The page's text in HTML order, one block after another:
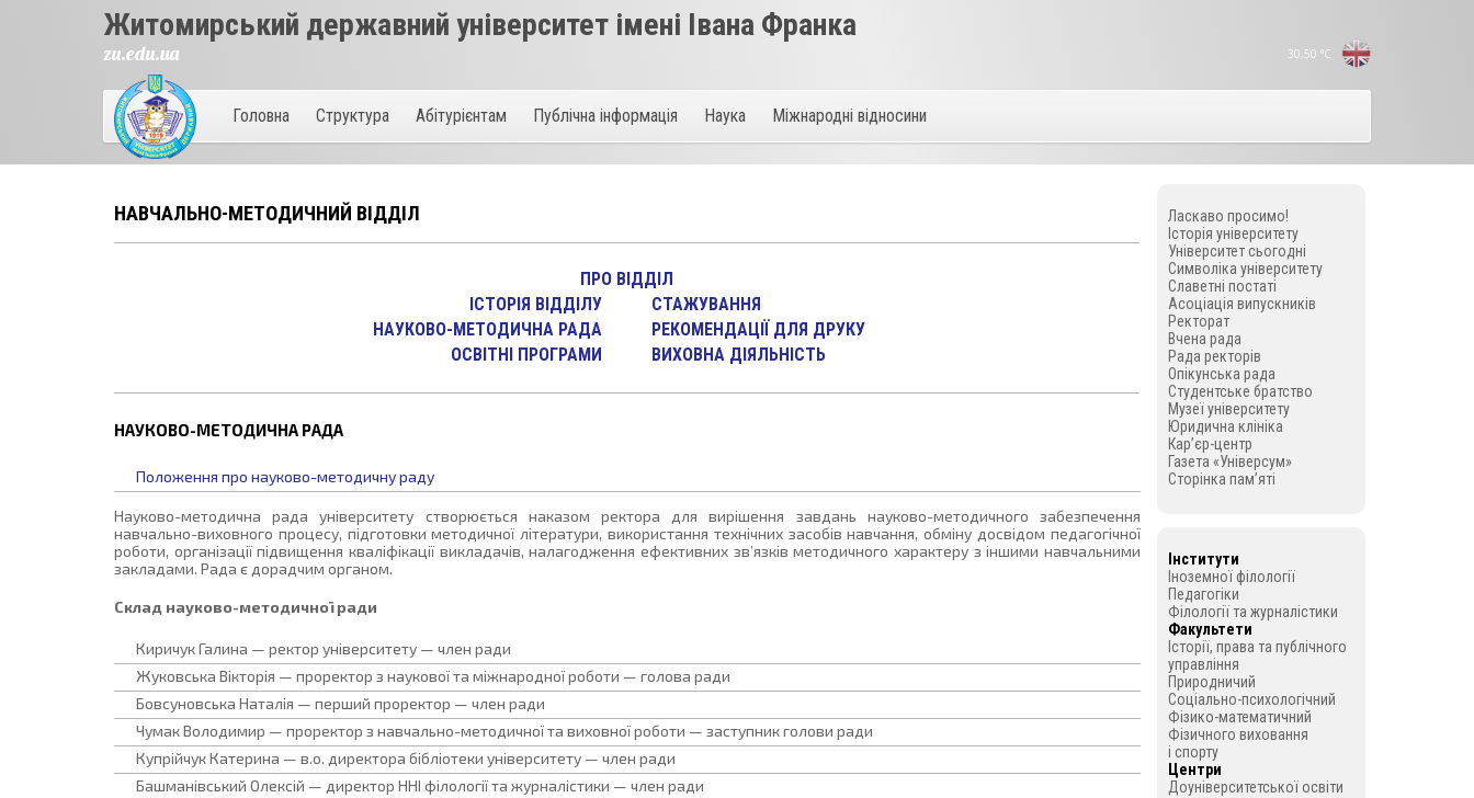
30,50 °C
Житомирський державний університет імені Івана Франка
zu.edu.ua
Головна Структура Абітурієнтам Публічна інформація Наука Міжнародні відносини
НАВЧАЛЬНО-МЕТОДИЧНИЙ ВІДДІЛ
ПРО ВІДДІЛ
ІСТОРІЯ ВІДДІЛУ
СТАЖУВАННЯ
НАУКОВО-МЕТОДИЧНА РАДА
РЕКОМЕНДАЦІЇ ДЛЯ ДРУКУ
ОСВІТНІ ПРОГРАМИ
ВИХОВНА ДІЯЛЬНІСТЬ
НАУКОВО-МЕТОДИЧНА РАДА
Положення про науково-методичну раду
Науково-методична рада університету створюється наказом ректора для вирішення завдань науково-методичного забезпечення
навчально-виховного процесу, підготовки методичної літератури, використання технічних засобів навчання, обміну досвідом педагогічної
роботи, організації підвищення кваліфікації викладачів, налагодження ефективних зв’язків методичного характеру з іншими навчальними
закладами. Рада є дорадчим органом.
Склад науково-методичної ради
Киричук Галина — ректор університету — член ради
Жуковська Вікторія — проректор з наукової та міжнародної роботи — голова ради
Бовсуновська Наталія — перший проректор — член ради
Чумак Володимир — проректор з навчально-методичної та виховної роботи — заступник голови ради
Купрійчук Катерина — в.о. директора бібліотеки університету — член ради
Башманівський Олексій — директор ННІ філології та журналістики — член ради
Ласкаво просимо!
Історія університету
Університет сьогодні
Символіка університету
Славетні постаті
Асоціація випускників
Ректорат
Вчена рада
Рада ректорів
Опікунська рада
Студентське братство
Музеї університету
Юридична клініка
Кар’єр-центр
Газета «Універсум»
Сторінка пам’яті
Інститути
Іноземної філології
Педагогіки
Філології та журналістики
Факультети
Історії, права та публічного
управління
Природничий
Соціально-психологічний
Фізико-математичний
Фізичного виховання
і спорту
Центри
Доуніверситетської освіти